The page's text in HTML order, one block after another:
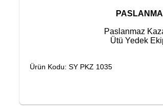
Paslanmaz
Ütü Yedek
Ürün Kodu: SY PKZ 1035